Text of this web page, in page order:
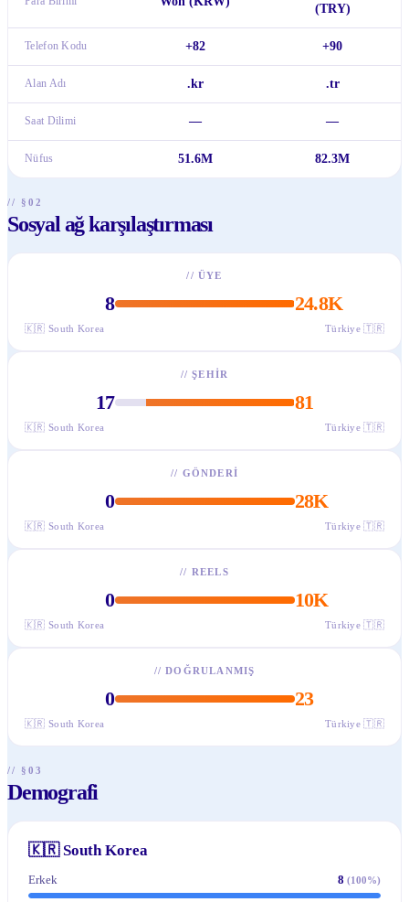
(TRY)
Telefon Kodu +82 +90
Alan Adı .kr .tr
Saat Dilimi — —
Nüfus 51.6M 82.3M
// §02
Sosyal ağ karşılaştırması
// ÜYE
8 24.8K
🇰🇷 South Korea Türkiye 🇹🇷
//ŞEHIR
17 81
🇰🇷 South Korea Türkiye 🇹🇷
// GÖNDERI
0 28K
🇰🇷 South Korea Türkiye 🇹🇷
// REELS
0 10K
🇰🇷 South Korea Türkiye 🇹🇷
//DOĞRULANMIŞ
0 23
🇰🇷 South Korea Türkiye 🇹🇷
// §03
Demografi
🇰🇷 South Korea
Erkek 8 (100%)